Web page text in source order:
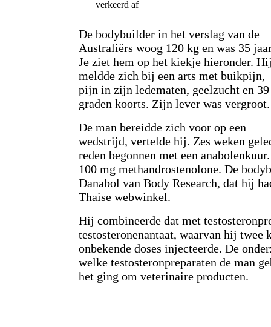
De bodybuilder in het verslag van de
Australiërs woog 120 kg en was 35
Je ziet hem op het kiekje hieronder.
meldde zich bij een arts met buikpijn,
pijn in zijn ledematen, geelzucht en 39
graden koorts. Zijn lever was vergroot.
De man bereidde zich voor op een
wedstrijd, vertelde hij. Zes weken
reden begonnen met een
100 mg methandrostenolone. De
Danabol van Body Research, dat hij
Thaise webwinkel.
Hij combineerde dat met
testosteronenantaat, waarvan hij twee
onbekende doses injecteerde. De
welke testosteronpreparaten de man
het ging om veterinaire producten.